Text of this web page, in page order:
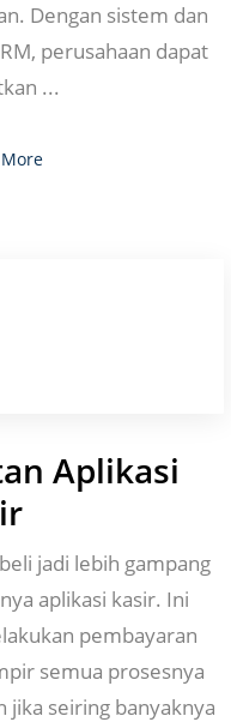
Dengan sistem dan
perusahaan dapat
...
Aplikasi
jadi lebih gampang
aplikasi kasir. Ini
pembayaran
semua prosesnya
jika seiring banyaknya